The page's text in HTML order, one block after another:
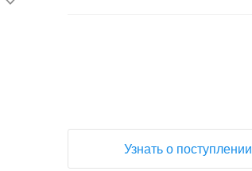
Узнать о поступлении